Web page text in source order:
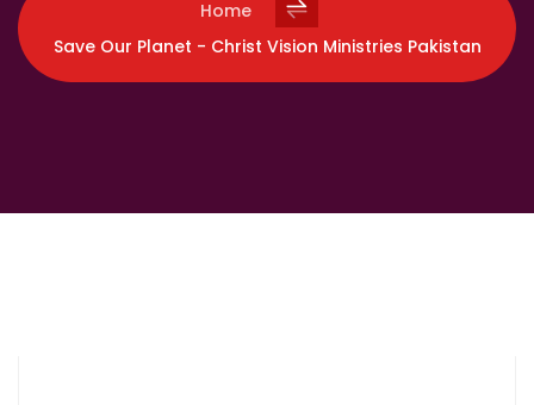
Home
Save Our Planet - Christ Vision Ministries Pakistan